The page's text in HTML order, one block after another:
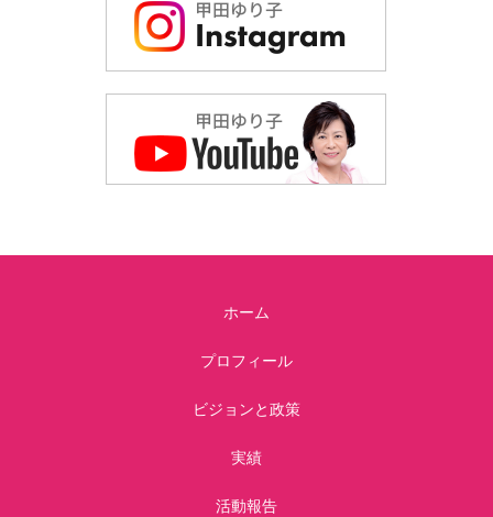
ホーム
プロフィール
ビジョンと政策
実績
活動報告